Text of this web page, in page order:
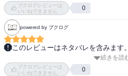
ブクログレビューは
いいねできません
0
powered by ブクログ
このレビューはネタバレを含みます。
イシュタルの介入により、ギルガメッ
続きを読
ブクログレビューは
いいねできません
0